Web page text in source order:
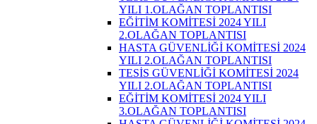
YILI 1.OLAĞAN TOPLANTISI
EĞİTİM KOMİTESİ 2024 YILI
2.OLAĞAN TOPLANTISI
HASTA GÜVENLİĞİ KOMİTESİ 2024
YILI 2.OLAĞAN TOPLANTISI
TESİS GÜVENLİĞİ KOMİTESİ 2024
YILI 2.OLAĞAN TOPLANTISI
EĞİTİM KOMİTESİ 2024 YILI
3.OLAĞAN TOPLANTISI